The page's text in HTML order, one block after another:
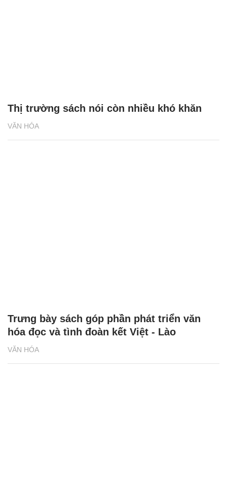
VĂN HÓA
Thị trường sách nói còn nhiều khó khăn
VĂN HÓA
Trưng bày sách góp phần phát triển văn
hóa đọc và tình đoàn kết Việt - Lào